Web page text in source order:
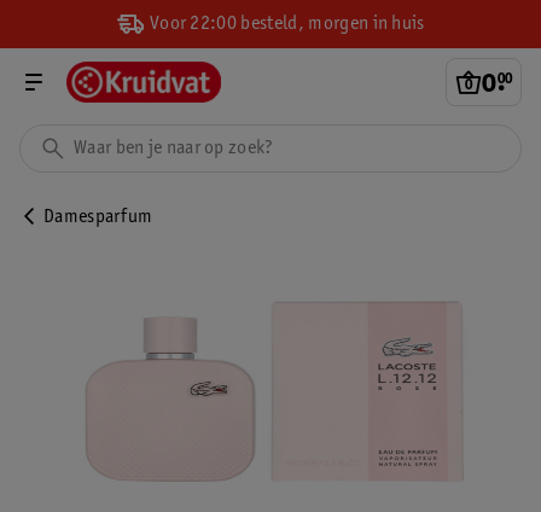
Voor 22:00 besteld, morgen in huis
0.
00
Damesparfum